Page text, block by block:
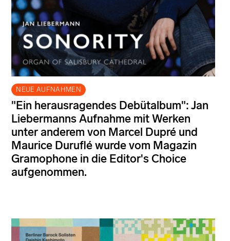
NEUE AUFNAHMEN
"Ein herausragendes Debütalbum": Jan
Liebermanns Aufnahme mit Werken
unter anderem von Marcel Dupré und
Maurice Duruflé wurde vom Magazin
Gramophone in die Editor's Choice
aufgenommen.